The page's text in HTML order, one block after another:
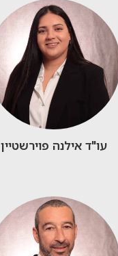
עו"ד אילנה פוירשטיין